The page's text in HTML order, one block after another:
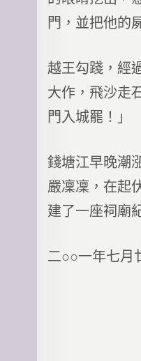
門，並把他的
越王勾踐，經
大作，飛沙走
門入城罷！」
錢塘江早晚潮
嚴凜凜，在起
建了一座祠廟
二○○一年七月